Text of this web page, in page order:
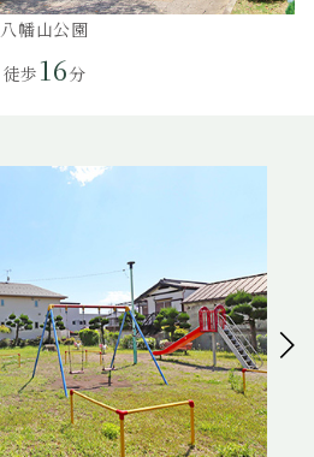
八幡山公園
徒歩 16分